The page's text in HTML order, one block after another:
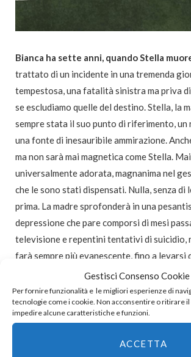
Gestisci Consenso Cookie
Per fornire funzionalità e le migliori esperienze di
tecnologie come i cookie. Non acconsentire o ritirare
impedire alcune caratteristiche e funzioni.
ACCETTA
Bianca ha sette anni, quando Stella
trattato di un incidente in una tremenda
tempestosa, una fatalità sinistra ma priva
se escludiamo quelle del destino. Stella, la
sempre stata il suo punto di riferimento,
una fonte di inesauribile ammirazione.
ma non sarà mai magnetica come Stella.
universalmente adorata, magnanima nel
che le sono stati dispensati. Nulla, senza di
prima. La madre sprofonderà in una
depressione che pare comporsi di mesi
televisione e repentini tentativi di suicidio,
farà sempre più evanescente, fino a levarsi
L’evento inspiegabile e improvviso che
Stella dall’equazione contamina il
futuro impossibile da immaginare– a
arrivare, poi. Bianca, che non ha più una